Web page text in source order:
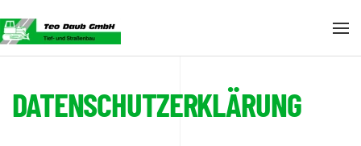
Skip to main content
DATENSCHUTZ­ERKLÄRUNG